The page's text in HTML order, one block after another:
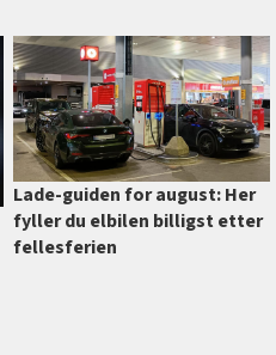
Lade-guiden for august: Her
fyller du elbilen billigst etter
fellesferien